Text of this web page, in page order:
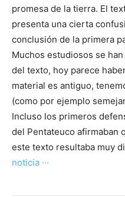
promesa de la tierra. El
presenta una cierta
conclusión de la primera
Muchos estudiosos se
del texto, hoy parece
material es antiguo,
(como por ejemplo
Incluso los primeros
del Pentateuco afirmaban
este texto resultaba muy
noticia ···